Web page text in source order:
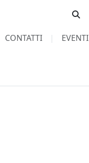
CONTATTI EVENTI